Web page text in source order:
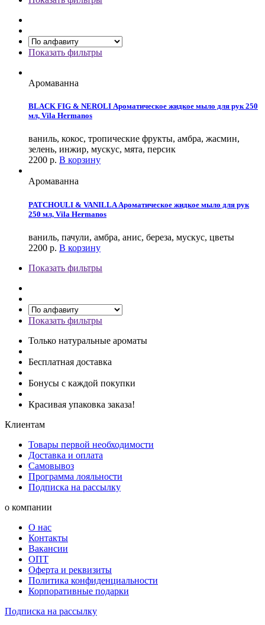
Показать фильтры
Аромаванна
BLACK FIG & NEROLI Ароматическое жидкое мыло для рук 250
мл, Vila Hermanos
ваниль, кокос, тропические фрукты, амбра, жасмин,
зелень, инжир, мускус, мята, персик
2200 р. В корзину
Аромаванна
PATCHOULI & VANILLA Ароматическое жидкое мыло для рук
250 мл, Vila Hermanos
ваниль, пачули, амбра, анис, береза, мускус, цветы
2200 р. В корзину
Показать фильтры
Показать фильтры
Только натуральные ароматы
Бесплатная доставка
Бонусы с каждой покупки
Красивая упаковка заказа!
Клиентам
Товары первой необходимости
Доставка и оплата
Самовывоз
Программа лояльности
Подписка на рассылку
о компании
О нас
Контакты
Вакансии
ОПТ
Оферта и реквизиты
Политика конфиденциальности
Корпоративные подарки
Подписка на рассылку